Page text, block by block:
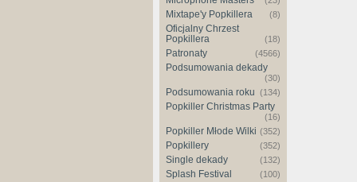
Mixtape'y Popkillera (8)
Oficjalny Chrzest
Popkillera
(18)
Patronaty (4566)
Podsumowania dekady
(30)
Podsumowania roku (134)
Popkiller Christmas Party
(16)
Popkiller Młode Wilki (352)
Popkillery (352)
Single dekady (132)
Splash Festival (100)